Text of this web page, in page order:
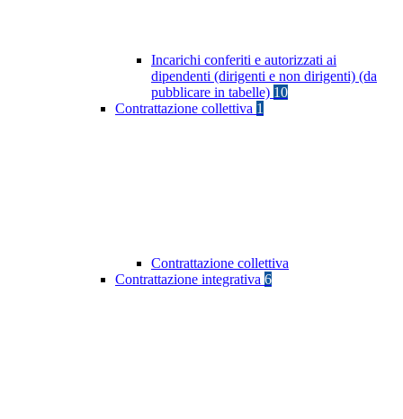
Incarichi conferiti e autorizzati ai
dipendenti (dirigenti e non dirigenti) (da
pubblicare in tabelle) 10
Contrattazione collettiva 1
Contrattazione collettiva
Contrattazione integrativa 6